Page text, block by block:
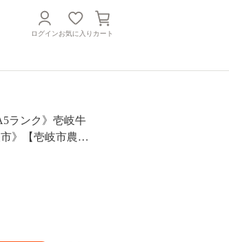
ログインお気に入り カート
ランク》壱岐牛
》【壱岐市農業
牛 ぐるナイ